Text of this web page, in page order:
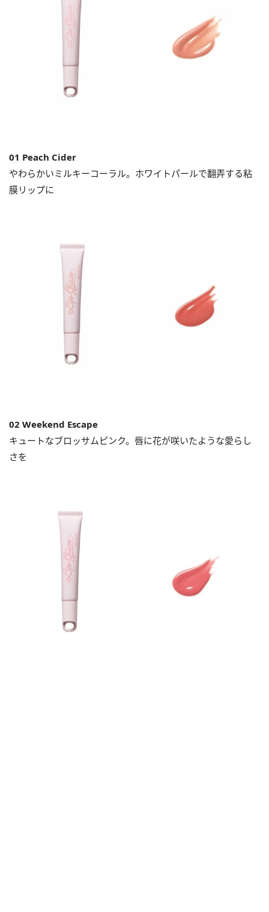
01 Peach Cider
やわらかいミルキーコーラル。ホワイトパールで翻弄する粘
膜リップに
02 Weekend Escape
キュートなブロッサムピンク。唇に花が咲いたような愛らし
さを